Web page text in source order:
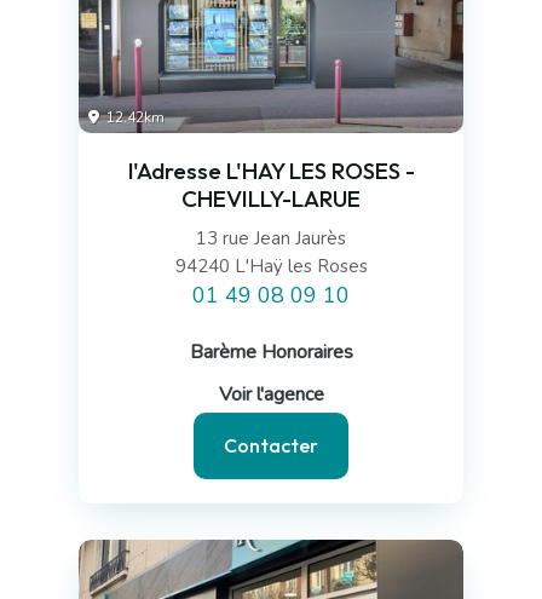
12.42km
l'Adresse L'HAY LES ROSES -
CHEVILLY-LARUE
13 rue Jean Jaurès
94240 L'Haÿ les Roses
01 49 08 09 10
Barème Honoraires
Voir l'agence
Contacter